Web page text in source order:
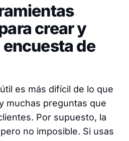
crear y
de
es más difícil de lo que
muchas preguntas que
Por supuesto, la
no imposible. Si usas